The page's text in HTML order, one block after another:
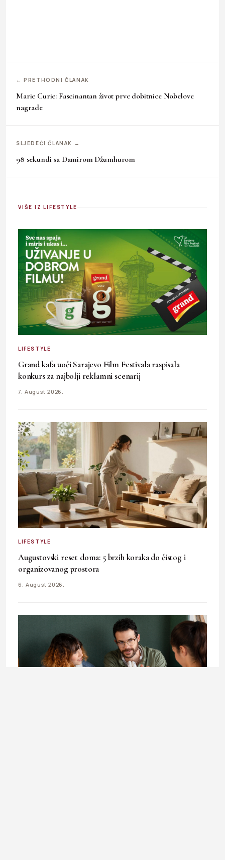
← PRETHODNI ČLANAK
Marie Curie: Fascinantan život prve dobitnice Nobelove
nagrade
SLJEDEĆI ČLANAK →
98 sekundi sa Damirom Džumhurom
VIŠE IZ LIFESTYLE
LIFESTYLE
Grand kafa uoči Sarajevo Film Festivala raspisala
konkurs za najbolji reklamni scenarij
7. August 2026.
LIFESTYLE
Augustovski reset doma: 5 brzih koraka do čistog i
organizovanog prostora
6. August 2026.